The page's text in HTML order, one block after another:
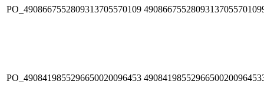
PO_4908667552809313705570109
PO_4908419855296650020096453